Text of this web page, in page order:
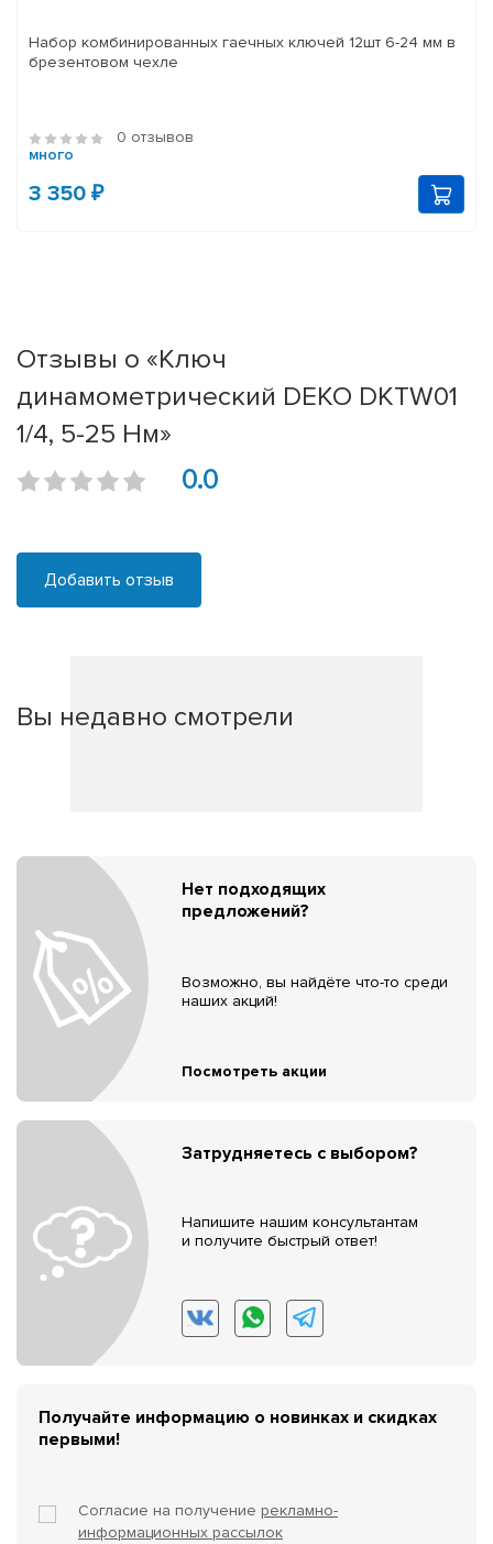
Набор комбинированных гаечных ключей 12шт 6-24 мм в
брезентовом чехле
0 отзывов
много
3 350 ₽
Отзывы о «Ключ
динамометрический DEKO DKTW01
1/4, 5-25 Нм»
0.0
Добавить отзыв
Вы недавно смотрели
Нет подходящих
предложений?
Возможно, вы найдёте что-то среди
наших акций!
Посмотреть акции
Затрудняетесь с выбором?
Напишите нашим консультантам
и получите быстрый ответ!
Получайте информацию о новинках и скидках
первыми!
Согласие на получение рекламно-
информационных рассылок